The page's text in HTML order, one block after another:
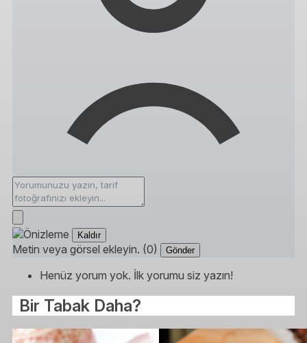
Kaldır
Metin veya görsel ekleyin. (0) Gönder
Henüz yorum yok. İlk yorumu siz yazın!
Bir Tabak Daha?